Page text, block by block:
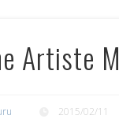
Artiste
2015/02/11